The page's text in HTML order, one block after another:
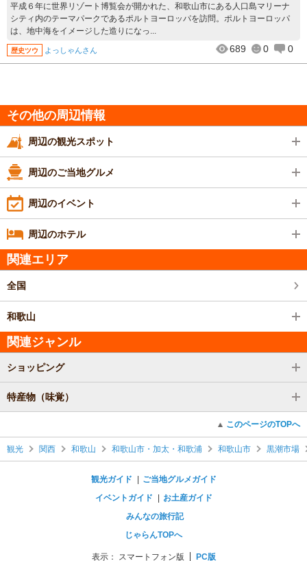
平成６年に世界リゾート博覧会が開かれた、和歌山市にある人口島マリーナ
シティ内のテーマパークであるポルトヨーロッパを訪問。ポルトヨーロッパ
は、地中海をイメージした造りになっ...
歴史ツウ よっしゃんさん 689 0 0
その他の周辺情報
周辺の観光スポット
周辺のご当地グルメ
周辺のイベント
周辺のホテル
関連エリア
全国
和歌山
関連ジャンル
ショッピング
特産物（味覚）
このページのTOPへ
観光 関西 和歌山 和歌山市・加太・和歌浦 和歌山市 黒潮市場
観光ガイド
ご当地グルメガイド
イベントガイド
お土産ガイド
みんなの旅行記
じゃらんTOPへ
表示： スマートフォン版 PC版